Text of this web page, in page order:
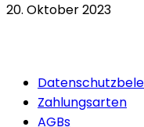
20. Oktober 2023
Zahlungsarten
AGBs